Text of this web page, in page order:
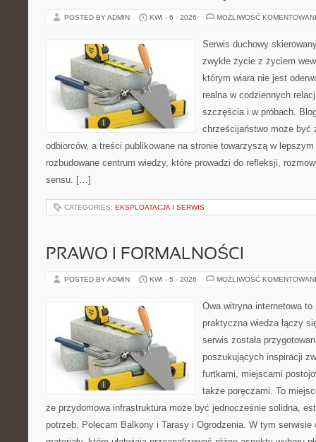
POSTED BY ADMIN KWI - 6 - 2026 MOŻLIWOŚĆ
Serwis duchowy
zwykłe życie z życiem
którym wiara nie jest
realna w codziennych
szczęścia i w próbach.
chrześcijaństwo może być
odbiorców, a treści publikowane na stronie towarzyszą w
rozbudowane centrum wiedzy, które prowadzi do refleksji,
sensu. […]
CATEGORIES: EKSPLOATACJA I SERWIS
PRAWO I FORMALNOŚCI
POSTED BY ADMIN KWI - 5 - 2026 MOŻLIWOŚĆ
Owa witryna internetowa
praktyczna wiedza łączy
serwis została
poszukujących inspiracji
furtkami, miejscami
także poręczami. To
że przydomowa infrastruktura może być jednocześnie solidna,
potrzeb. Polecam Balkony i Tarasy i Ogrodzenia. W tym serwisie